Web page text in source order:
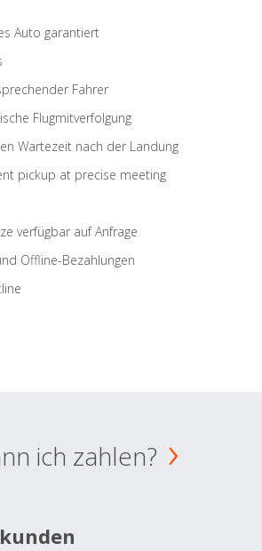
Auto garantiert
Fahrer
Flugmitverfolgung
Wartezeit nach der Landung
pickup at precise meeting
verfügbar auf Anfrage
Offline-Bezahlungen
ich zahlen?